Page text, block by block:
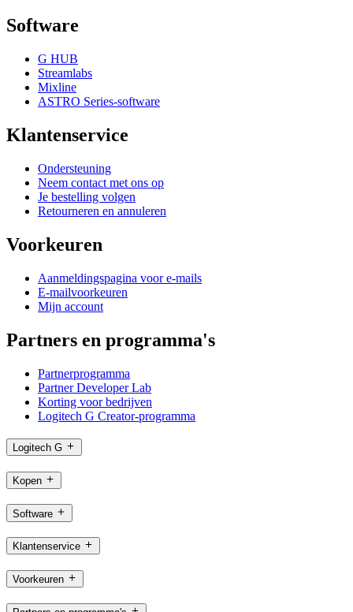
Software
G HUB
Streamlabs
Mixline
ASTRO Series-software
Klantenservice
Ondersteuning
Neem contact met ons op
Je bestelling volgen
Retourneren en annuleren
Voorkeuren
Aanmeldingspagina voor e-mails
E-mailvoorkeuren
Mijn account
Partners en programma's
Partnerprogramma
Partner Developer Lab
Korting voor bedrijven
Logitech G Creator-programma
Logitech G
Kopen
Software
Klantenservice
Voorkeuren